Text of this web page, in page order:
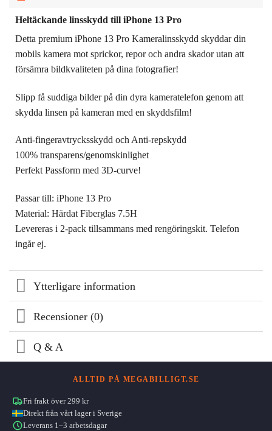
Heltäckande linsskydd till iPhone 13 Pro
Detta premium iPhone 13 Pro Kameralinsskydd skyddar din
mobils kamera mot sprickor, repor och andra skador utan att
försämra bildkvaliteten på dina fotografier!
Slipp få suddiga bilder på din dyra kameratelefon genom att
skydda linsen på kameran med en skyddsfilm!
Anti-fingeravtrycksskydd och Anti-repskydd
100% transparens/genomskinlighet
Perfekt Passform med 3D-curve!
Passar till: iPhone 13 Pro
Material: Härdat Fiberglas 7.5H
Levereras i 2-pack tillsammans med rengöringskit. Telefon
ingår ej.
Ytterligare information
Recensioner (0)
Q & A
ALLTID PÅ MEGABILLIGT.SE
Fri frakt över 299 kr
Direkt från vårt lager i Sverige
Leverans 1–3 arbetsdagar